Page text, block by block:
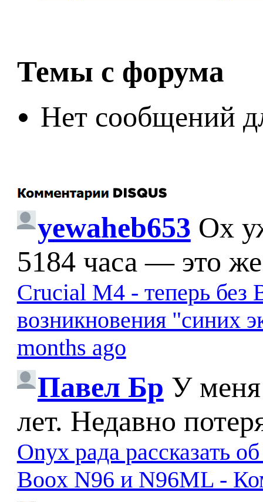
Темы с форума
Нет сообщений
yewaheb653 Ох
5184 часа — это
Crucial M4 - теперь без
возникновения "синих
months ago
Павел Бр У меня
лет. Недавно
Onyx рада рассказать
Boox N96 и N96ML -